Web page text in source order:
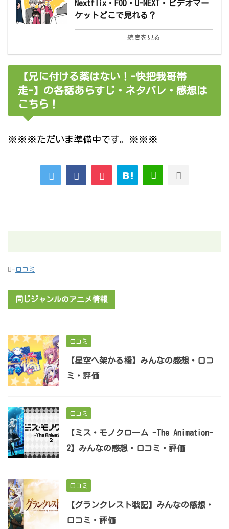
Nextflix・FOD・U-NEXT・ビデオマー
ケットどこで見れる？
続きを見る
【兄に付ける薬はない！-快把我哥帯
走-】の各話あらすじ・ネタバレ・感想は
こちら！
※※※ただいま準備中です。※※※
- 口コミ
同じジャンルのアニメ情報
口コミ
【星空へ架かる橋】みんなの感想・口コ
ミ・評価
口コミ
【ミス・モノクローム -The Animation-
2】みんなの感想・口コミ・評価
口コミ
【グランクレスト戦記】みんなの感想・
口コミ・評価